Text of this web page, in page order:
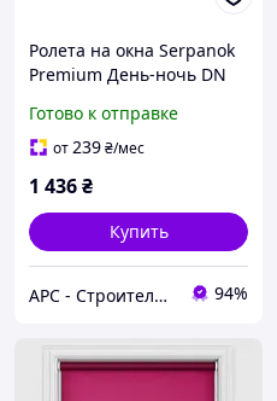
Ролета на окна Serpanok
Premium День-ночь DN
Готово к отправке
от239₴/мес
1 436₴
Купить
АРС - Строительный интернет-гипермаркет 94%